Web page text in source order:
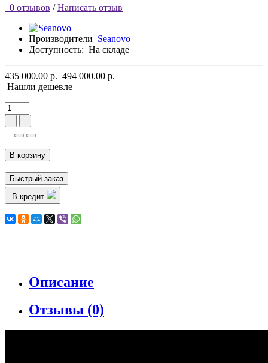
0 отзывов / Написать отзыв
Производители Seanovo
Доступность: На складе
435 000.00 р. 494 000.00 р.
Нашли дешевле
В корзину
Быстрый заказ
В кредит
Описание
Отзывы (0)